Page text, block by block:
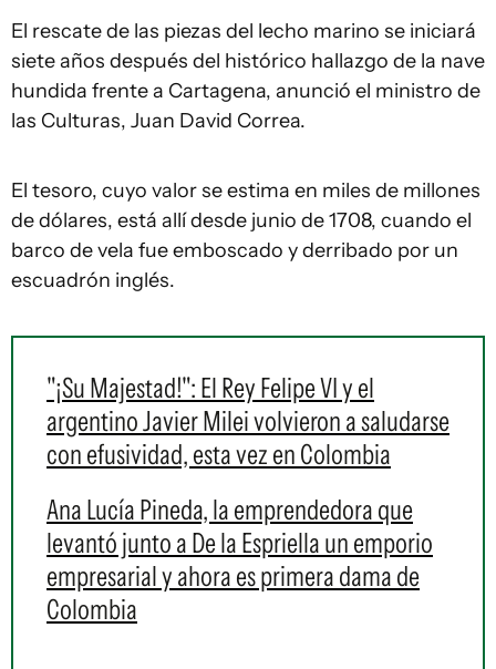
El rescate de las piezas del lecho marino se iniciará
siete años después del histórico hallazgo de la nave
hundida frente a Cartagena, anunció el ministro de
las Culturas, Juan David Correa.
El tesoro, cuyo valor se estima en miles de millones
de dólares, está allí desde junio de 1708, cuando el
barco de vela fue emboscado y derribado por un
escuadrón inglés.
"¡Su Majestad!": El Rey Felipe VI y el
argentino Javier Milei volvieron a saludarse
con efusividad, esta vez en Colombia
Ana Lucía Pineda, la emprendedora que
levantó junto a De la Espriella un emporio
empresarial y ahora es primera dama de
Colombia